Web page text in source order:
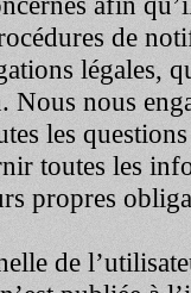
de
légales,
Nous nous
les
toutes les
propres
de